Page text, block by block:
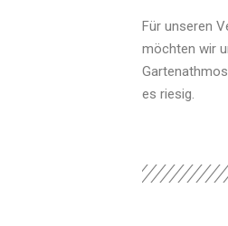
Für unseren
möchten wir
es riesig.